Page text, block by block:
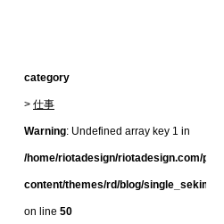
category
> 仕事
Warning: Undefined array key 1 in
/home/riotadesign/riotadesign.com/
content/themes/rd/blog/
on line 50